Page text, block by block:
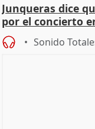
Junqueras dice
por el concierto
Sonido